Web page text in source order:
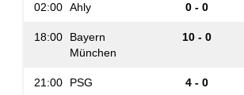
02:00 Ahly 0 - 0
18:00
Bayern
München
10 - 0
21:00 PSG 4 - 0